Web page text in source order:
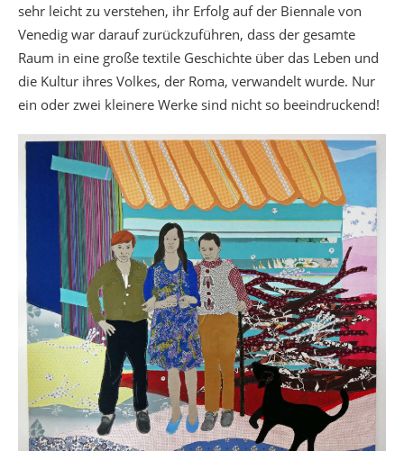
sehr leicht zu verstehen, ihr Erfolg auf der Biennale von
Venedig war darauf zurückzuführen, dass der gesamte
Raum in eine große textile Geschichte über das Leben und
die Kultur ihres Volkes, der Roma, verwandelt wurde. Nur
ein oder zwei kleinere Werke sind nicht so beeindruckend!